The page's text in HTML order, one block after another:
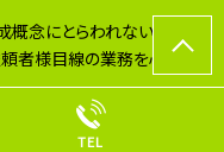
念にとらわれない柔軟な
頼者様目線の業務を心掛け